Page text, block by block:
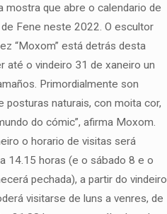
mostra que abre o calendario de
Fene neste 2022. O escultor
“Moxom” está detrás desta
até o vindeiro 31 de xaneiro un
Primordialmente son
posturas naturais, con moita cor,
do cómic”, afirma Moxom.
o horario de visitas será
14.15 horas (e o sábado 8 e o
pechada), a partir do vindeiro
visitarse de luns a venres, de